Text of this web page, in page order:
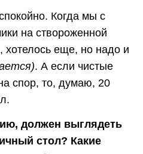
Когда мы с
на створоженной
хотелось еще, но надо и
. А если чистые
спор, то, думаю, 20
должен выглядеть
стол? Какие